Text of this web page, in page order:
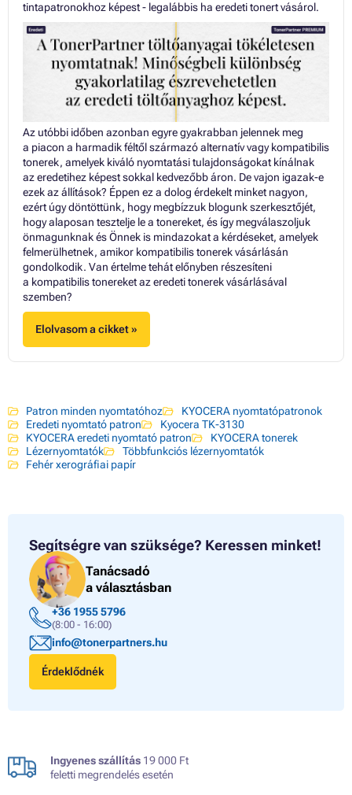
tintapatronokhoz képest - legalábbis ha eredeti tonert vásárol.
Az utóbbi időben azonban egyre gyakrabban jelennek meg
a piacon a harmadik féltől származó alternatív vagy kompatibilis
tonerek, amelyek kiváló nyomtatási tulajdonságokat kínálnak
az eredetihez képest sokkal kedvezőbb áron. De vajon igazak-e
ezek az állítások? Éppen ez a dolog érdekelt minket nagyon,
ezért úgy döntöttünk, hogy megbízzuk blogunk szerkesztőjét,
hogy alaposan tesztelje le a tonereket, és így megválaszoljuk
önmagunknak és Önnek is mindazokat a kérdéseket, amelyek
felmerülhetnek, amikor kompatibilis tonerek vásárlásán
gondolkodik. Van értelme tehát előnyben részesíteni
a kompatibilis tonereket az eredeti tonerek vásárlásával
szemben?
Elolvasom a cikket »
Patron minden nyomtatóhoz
KYOCERA nyomtatópatronok
Eredeti nyomtató patron
Kyocera TK-3130
KYOCERA eredeti nyomtató patron
KYOCERA tonerek
Lézernyomtatók
Többfunkciós lézernyomtatók
Fehér xerográfiai papír
Segítségre van szüksége? Keressen minket!
Tanácsadó
a választásban
+36 1955 5796
(8:00 - 16:00)
info@tonerpartners.hu
Érdeklődnék
Ingyenes szállítás 19 000 Ft
feletti megrendelés esetén